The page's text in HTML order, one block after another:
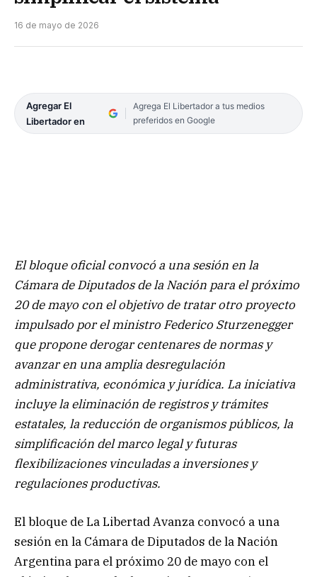
16 de mayo de 2026
Agregar El
Libertador en
Agrega El Libertador a tus medios
preferidos en Google
El bloque oficial convocó a una sesión en la
Cámara de Diputados de la Nación para el próximo
20 de mayo con el objetivo de tratar otro proyecto
impulsado por el ministro Federico Sturzenegger
que propone derogar centenares de normas y
avanzar en una amplia desregulación
administrativa, económica y jurídica. La iniciativa
incluye la eliminación de registros y trámites
estatales, la reducción de organismos públicos, la
simplificación del marco legal y futuras
flexibilizaciones vinculadas a inversiones y
regulaciones productivas.
El bloque de La Libertad Avanza convocó a una
sesión en la Cámara de Diputados de la Nación
Argentina para el próximo 20 de mayo con el